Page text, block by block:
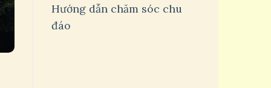
Hướng dẫn chăm sóc chu
đáo